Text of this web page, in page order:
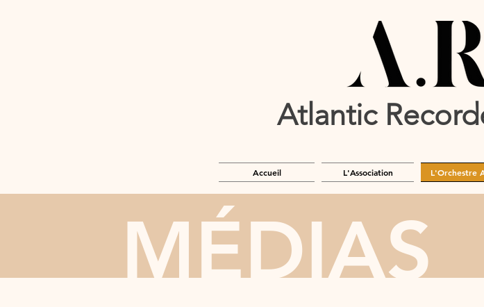
Atlantic
Accueil L'Association L'Orchestre
MÉDIAS